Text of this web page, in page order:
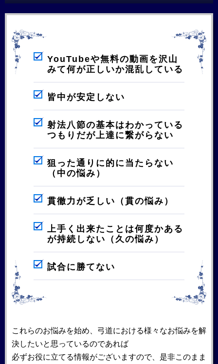
YouTubeや無料の動画を沢山
みて何が正しいか混乱している
皆中が安定しない
射法八節の基本はわかっている
つもりだが上達に繋がらない
狙った通りに的に当たらない
（中の悩み）
貫徹力が乏しい（貫の悩み）
上手く出来たことは何度かある
が持続しない（久の悩み）
試合に勝てない
これらのお悩みを始め、弓道における様々なお悩みを解
決したいと思っているのであれば
必ずお役に立てる情報がございますので、是非このまま